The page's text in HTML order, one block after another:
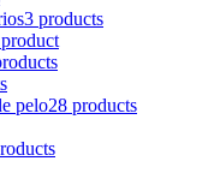
3 products
pelo28 products